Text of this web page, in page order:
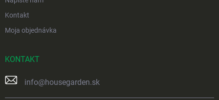
Kontakt
Moja objednávka
KONTAKT
info@housegarden.sk